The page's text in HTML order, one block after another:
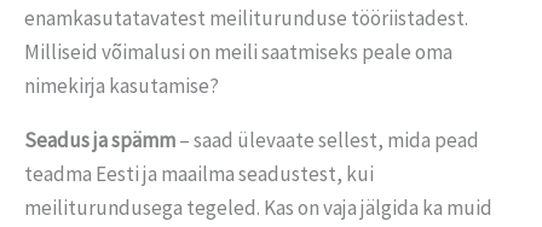
enamkasutatavatest meiliturunduse tööriistadest.
Milliseid võimalusi on meili saatmiseks peale oma
nimekirja kasutamise?
Seadus ja spämm– saad ülevaate sellest, mida pead
teadma Eesti ja maailma seadustest, kui
meiliturundusega tegeled. Kas on vaja jälgida ka muid